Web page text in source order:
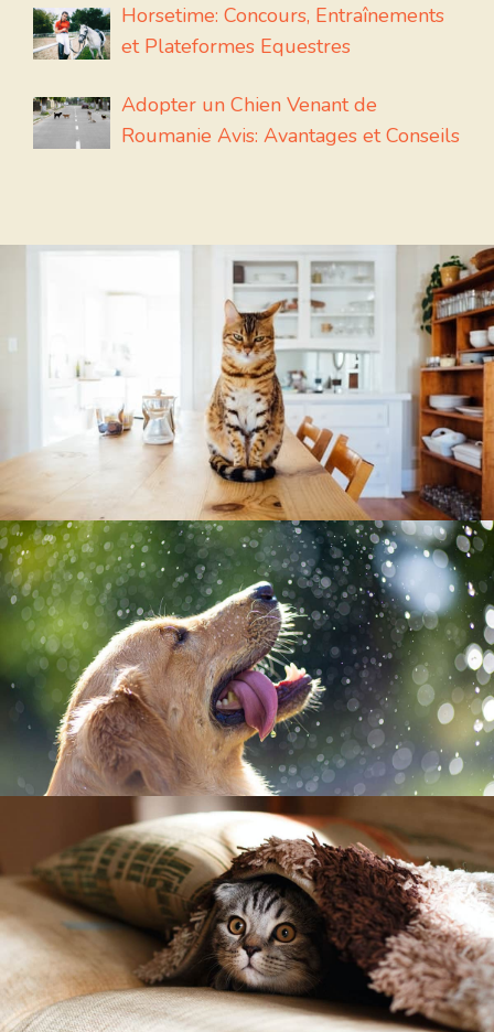
Horsetime: Concours, Entraînements
et Plateformes Equestres
Adopter un Chien Venant de
Roumanie Avis: Avantages et Conseils